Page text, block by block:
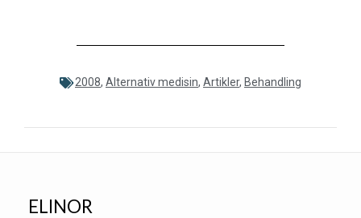
2008, Alternativ medisin, Artikler, Behandling
ELINOR